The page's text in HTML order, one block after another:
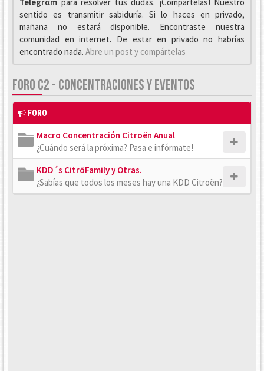
sentido es transmitir sabiduría. Si lo haces en privado,
mañana no estará disponible. Encontraste nuestra
comunidad en internet. De estar en privado no habrías
encontrado nada. Abre un post y compártelas
FORO C2 - CONCENTRACIONES Y EVENTOS
FORO
Macro Concentración Citroën Anual
¿Cuándo será la próxima? Pasa e infórmate!
KDD´s CitröFamily y Otras.
¿Sabías que todos los meses hay una KDD Citroën?